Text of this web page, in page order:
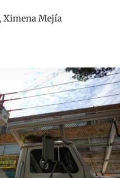
, Ximena Mejía